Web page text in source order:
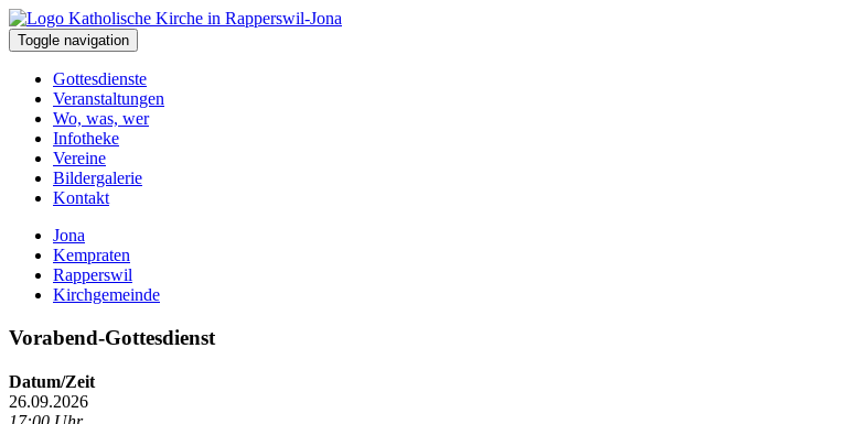
Toggle navigation
Gottesdienste
Veranstaltungen
Wo, was, wer
Infotheke
Vereine
Bildergalerie
Kontakt
Jona
Kempraten
Rapperswil
Kirchgemeinde
Vorabend-Gottesdienst
Datum/Zeit
26.09.2026